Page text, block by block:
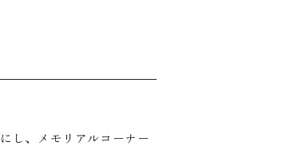
し、メモリアルコーナー